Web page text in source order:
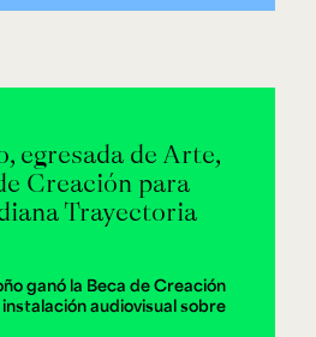
egresada de Arte,
Creación para
Trayectoria
ganó la Beca de Creación
audiovisual sobre